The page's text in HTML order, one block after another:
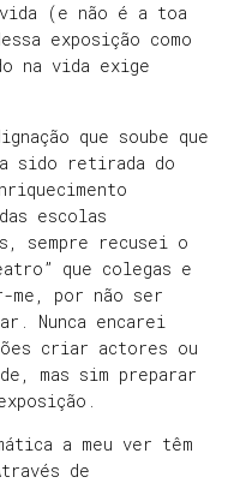
(e não é a toa
exposição como
na vida exige
que soube que
sido retirada do
escolas
sempre recusei o
que colegas e
me, por não ser
Nunca encarei
criar actores ou
mas sim preparar
a meu ver têm
de